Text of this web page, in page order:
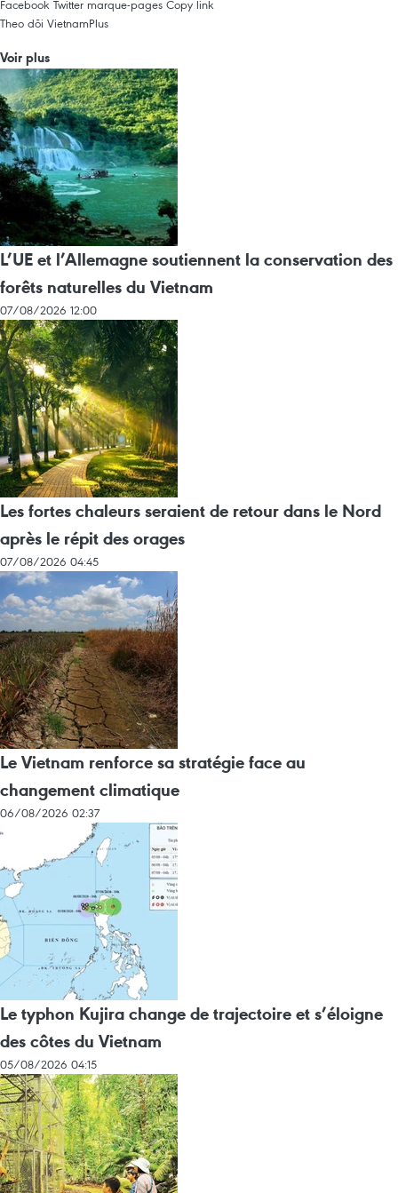
Facebook Twitter marque-pages Copy link
Theo dõi VietnamPlus
Voir plus
L’UE et l’Allemagne soutiennent la conservation des
forêts naturelles du Vietnam
07/08/2026 12:00
Les fortes chaleurs seraient de retour dans le Nord
après le répit des orages
07/08/2026 04:45
Le Vietnam renforce sa stratégie face au
changement climatique
06/08/2026 02:37
Le typhon Kujira change de trajectoire et s’éloigne
des côtes du Vietnam
05/08/2026 04:15